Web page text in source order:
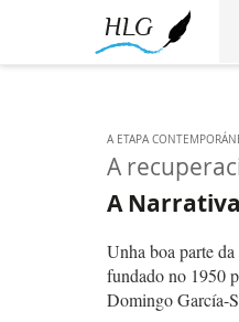
A ETAPA
A
A
Unha boa parte
fundado no 1950
Domingo García-